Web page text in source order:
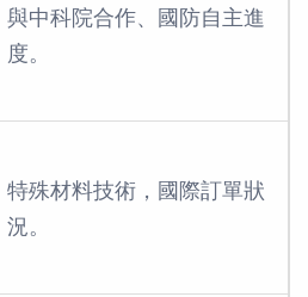
與中科院合作、國防自主進
度。
特殊材料技術，國際訂單狀
況。